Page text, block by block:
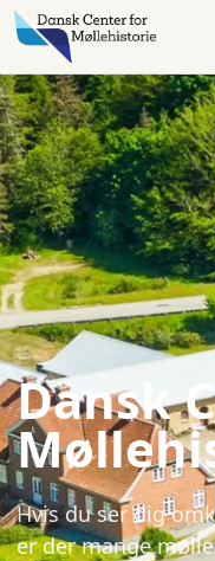
Dansk
Hvis du ser dig
er der mange